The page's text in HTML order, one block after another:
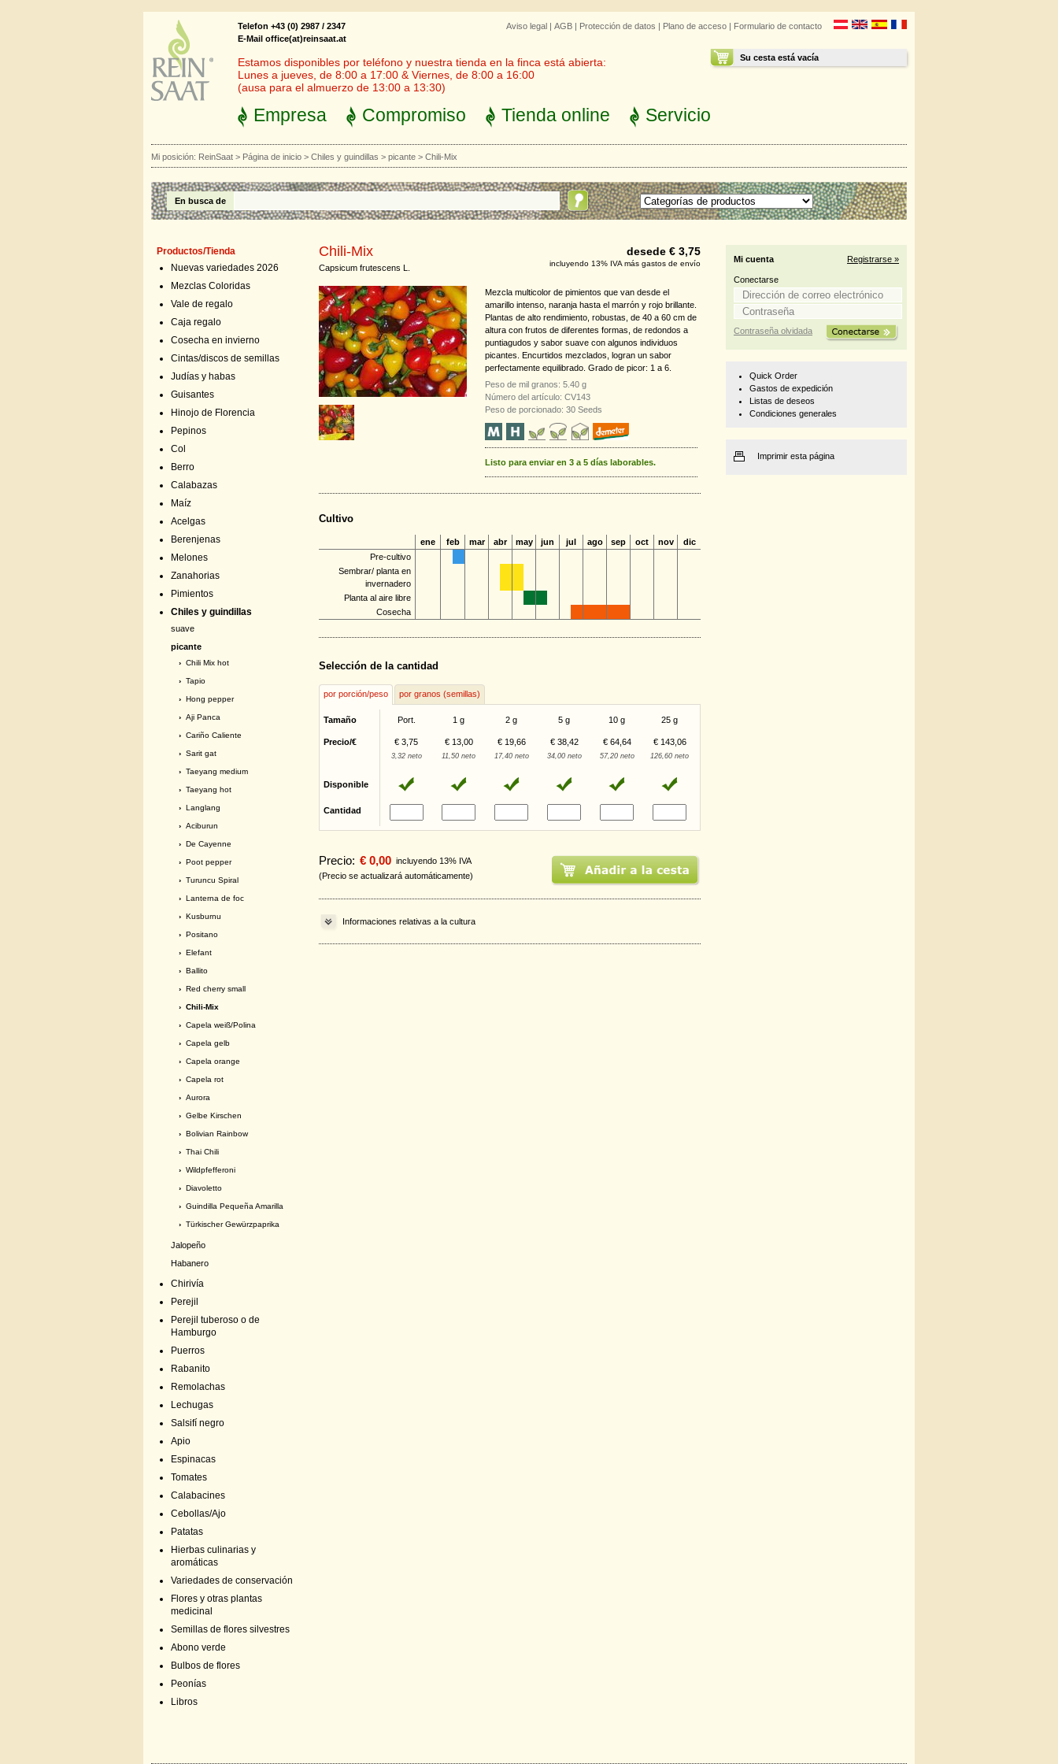
Aviso legal | AGB | Protección de datos | Plano de acceso | Formulario de contacto
Su cesta está vacía
Telefon +43 (0) 2987 / 2347
E-Mail office(at)reinsaat.at
Estamos disponibles por teléfono y nuestra tienda en la finca está abierta:
Lunes a jueves, de 8:00 a 17:00 & Viernes, de 8:00 a 16:00
(ausa para el almuerzo de 13:00 a 13:30)
Empresa Compromiso Tienda online Servicio
Mi posición: ReinSaat > Página de inicio > Chiles y guindillas > picante > Chili-Mix
En busca de
Productos/Tienda
Nuevas variedades 2026
Mezclas Coloridas
Vale de regalo
Caja regalo
Cosecha en invierno
Cintas/discos de semillas
Judías y habas
Guisantes
Hinojo de Florencia
Pepinos
Col
Berro
Calabazas
Maíz
Acelgas
Berenjenas
Melones
Zanahorias
Pimientos
Chiles y guindillas
suave
picante
› Chili Mix hot
› Tapio
› Hong pepper
› Aji Panca
› Cariño Caliente
› Sarit gat
› Taeyang medium
› Taeyang hot
› Langlang
› Aciburun
› De Cayenne
› Poot pepper
› Turuncu Spiral
› Lanterna de foc
› Kusburnu
› Positano
› Elefant
› Ballito
› Red cherry small
› Chili-Mix
› Capela weiß/Polina
› Capela gelb
› Capela orange
› Capela rot
› Aurora
› Gelbe Kirschen
› Bolivian Rainbow
› Thai Chili
› Wildpfefferoni
› Diavoletto
› Guindilla Pequeña Amarilla
› Türkischer Gewürzpaprika
Jalopeño
Habanero
Chirivía
Perejil
Perejil tuberoso o de
Hamburgo
Puerros
Rabanito
Remolachas
Lechugas
Salsifí negro
Apio
Espinacas
Tomates
Calabacines
Cebollas/Ajo
Patatas
Hierbas culinarias y
aromáticas
Variedades de conservación
Flores y otras plantas
medicinal
Semillas de flores silvestres
Abono verde
Bulbos de flores
Peonías
Libros
Chili-Mix
Capsicum frutescens L.
desede € 3,75
incluyendo 13% IVA más gastos de envío
Mezcla multicolor de pimientos que van desde el
amarillo intenso, naranja hasta el marrón y rojo brillante.
Plantas de alto rendimiento, robustas, de 40 a 60 cm de
altura con frutos de diferentes formas, de redondos a
puntiagudos y sabor suave con algunos individuos
picantes. Encurtidos mezclados, logran un sabor
perfectamente equilibrado. Grado de picor: 1 a 6.
Peso de mil granos: 5.40 g
Número del artículo: CV143
Peso de porcionado: 30 Seeds
Listo para enviar en 3 a 5 días laborables.
Cultivo
ene feb mar abr may jun jul ago sep oct nov
dic
Pre-cultivo
Sembrar/ planta en
invernadero
Planta al aire libre
Cosecha
Selección de la cantidad
por porción/peso por granos (semillas)
Tamaño Port. 1 g 2 g 5 g 10 g 25 g
Precio/€ € 3,75 € 13,00 € 19,66 € 38,42 € 64,64 € 143,06
3,32 neto 11,50 neto 17,40 neto 34,00 neto 57,20 neto 126,60 neto
Disponible
Cantidad
Precio: € 0,00 incluyendo 13% IVA
(Precio se actualizará automáticamente)
Informaciones relativas a la cultura
Mi cuenta Registrarse »
Conectarse
Contraseña olvidada
Quick Order
Gastos de expedición
Listas de deseos
Condiciones generales
Imprimir esta página